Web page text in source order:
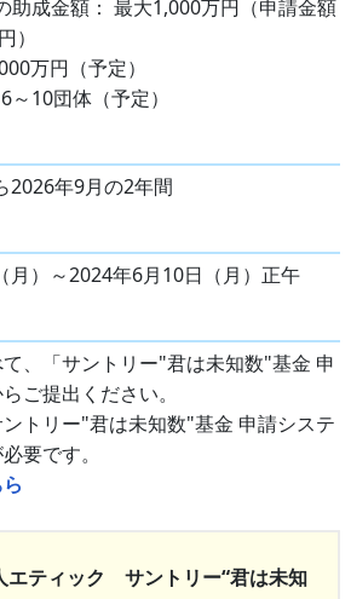
助成金額： 最大1,000万円（申請金額
）
万円（予定）
10団体（予定）
2026年9月の2年間
月）～2024年6月10日（月）正午
、「サントリー"君は未知数"基金 申
ご提出ください。
トリー"君は未知数"基金 申請システ
要です。
エティック サントリー“君は未知